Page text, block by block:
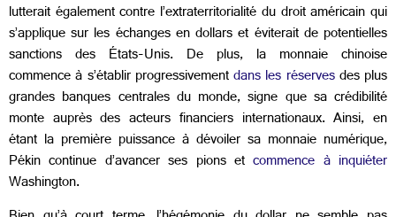
lutterait également contre l’extraterritorialité du droit américain qui
s’applique sur les échanges en dollars et éviterait de potentielles
sanctions des États-Unis. De plus, la monnaie chinoise
commence à s’établir progressivementdans les réservesdes plus
grandes banques centrales du monde, signe que sa crédibilité
monte auprès des acteurs financiers internationaux. Ainsi, en
étant la première puissance à dévoiler sa monnaie numérique,
Pékin continue d’avancer ses pions etcommence à inquiéter
Washington.